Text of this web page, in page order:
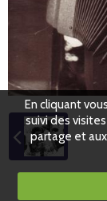
En cliquant
suivi des
partage et